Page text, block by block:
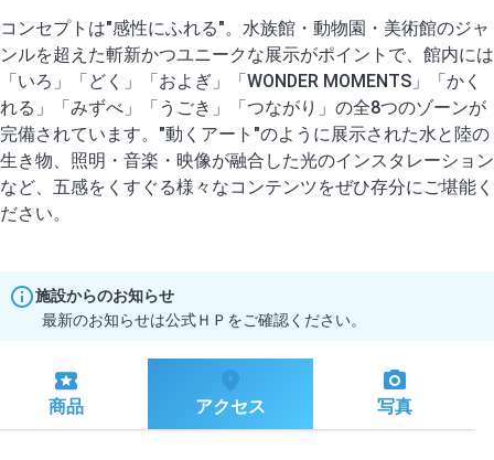
コンセプトは"感性にふれる"。水族館・動物園・美術館のジャ
ンルを超えた斬新かつユニークな展示がポイントで、館内には
「いろ」「どく」「およぎ」「WONDER MOMENTS」「かく
れる」「みずべ」「うごき」「つながり」の全8つのゾーンが
完備されています。"動くアート"のように展示された水と陸の
生き物、照明・音楽・映像が融合した光のインスタレーション
など、五感をくすぐる様々なコンテンツをぜひ存分にご堪能く
施設からのお知らせ
最新のお知らせは公式ＨＰをご確認ください。
商品 アクセス 写真